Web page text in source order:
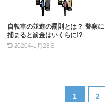
自転車の並進の罰則とは？ 警察に
捕まると罰金はいくらに!?
2020年1月28日
1 2